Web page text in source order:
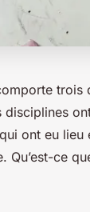
ont eu lieu
Qu’est-ce